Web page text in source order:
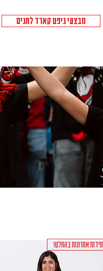
מבצעי גיפט קארד לחגים
מידות אחרונות בהחלט!